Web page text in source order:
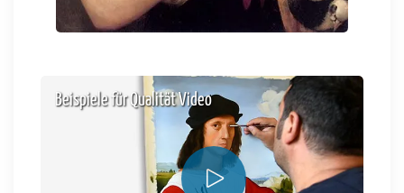
Beispiele für Qualität Video